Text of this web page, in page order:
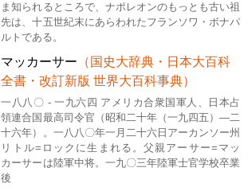
ま知られるところで、ナポレオンのもっとも古い祖
先は、十五世紀末にあらわれたフランソワ・ボナパ
ルトである。
マッカーサー （国史大辞典・日本大百科
全書・改訂新版 世界大百科事典）
一八八〇 - 一九六四 アメリカ合衆国軍人、日本占
領連合国最高司令官（昭和二十年（一九四五）―二
十六年）。一八八〇年一月二十六日アーカンソー州
リトル=ロックに生まれる。父親アーサー=マッ
カーサーは陸軍中将。一九〇三年陸軍士官学校卒業
後